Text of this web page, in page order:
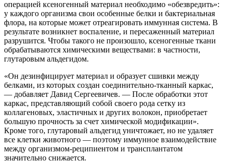
операцией ксеногенный материал необходимо «обезвредить»:
у каждого организма свои особенные белки и бактериальная
флора, на которые может отреагировать иммунная система. В
результате возникнет воспаление, и пересаженный материал
разрушится. Чтобы такого не произошло, ксеногенные ткани
обрабатываются химическими веществами: в частности,
глутаровым альдегидом.
«Он дезинфицирует материал и образует сшивки между
белками, из которых создан соединительно-тканный каркас,
— добавляет Давид Сергеевичев. — После обработки этот
каркас, представляющий собой своего рода сетку из
коллагеновых, эластичных и других волокон, приобретает
большую прочность за счет химической модификации».
Кроме того, глутаровый альдегид уничтожает, но не удаляет
все клетки животного — поэтому иммунное взаимодействие
между организмом-реципиентом и трансплантатом
значительно снижается.